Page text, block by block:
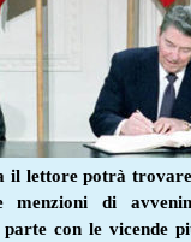
il lettore potrà
menzioni di
con le vicende